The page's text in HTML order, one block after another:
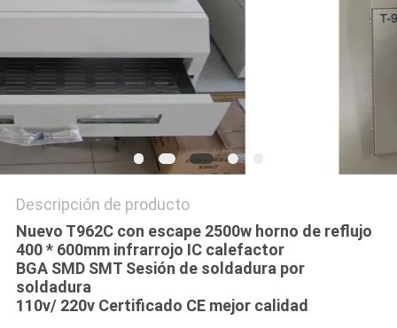
POLÍTICA
PRIVACIDAD
Descripción de producto
Nuevo T962C con escape 2500w horno de reflujo
400 * 600mm infrarrojo IC calefactor
BGA SMD SMT Sesión de soldadura por
soldadura
110v/ 220v Certificado CE mejor calidad